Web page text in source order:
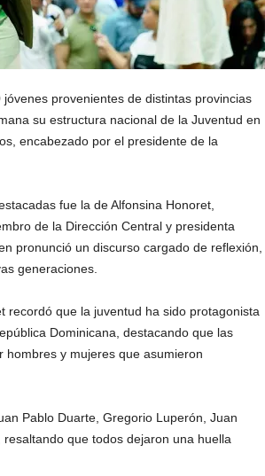
provenientes de distintas provincias
su estructura nacional de la Juventud en
encabezado por el presidente de la
fue la de Alfonsina Honoret,
de la Dirección Central y presidenta
pronunció un discurso cargado de reflexión,
generaciones.
recordó que la juventud ha sido protagonista
Dominicana, destacando que las
y mujeres que asumieron
Pablo Duarte, Gregorio Luperón, Juan
que todos dejaron una huella